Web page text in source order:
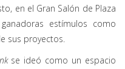
en el Gran Salón de Plaza
estímulos como
sus proyectos.
se ideó como un espacio